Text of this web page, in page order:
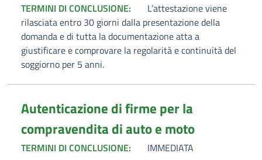
TERMINI DI CONCLUSIONE:
L’attestazione viene
rilasciata entro 30 giorni dalla presentazione della
domanda e di tutta la documentazione atta a
giustificare e comprovare la regolarità e continuità del
soggiorno per 5 anni.
Autenticazione di firme per la
compravendita di auto e moto
TERMINI DI CONCLUSIONE: IMMEDIATA